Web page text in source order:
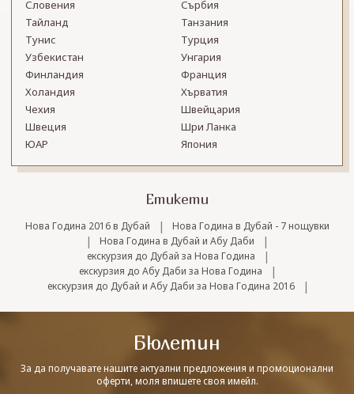
Словения
Сърбия
Тайланд
Танзания
Тунис
Турция
Узбекистан
Унгария
Финландия
Франция
Холандия
Хърватия
Чехия
Швейцария
Швеция
Шри Ланка
ЮАР
Япония
Етикети
Нова Година 2016 в Дубай | Нова Година в Дубай - 7 нощувки
| Нова Година в Дубай и Абу Даби |
екскурзия до Дубай за Нова Година |
екскурзия до Абу Даби за Нова Година |
екскурзия до Дубай и Абу Даби за Нова Година 2016 |
Бюлетин
За да получавате нашите актуални предложения и промоционални
оферти, моля впишете своя имейл.